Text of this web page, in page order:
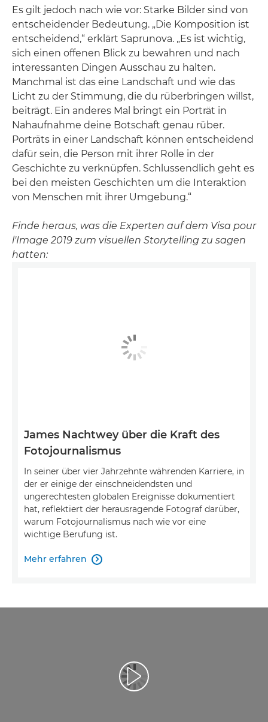
Es gilt jedoch nach wie vor: Starke Bilder sind von
entscheidender Bedeutung. „Die Komposition ist
entscheidend,“ erklärt Saprunova. „Es ist wichtig,
sich einen offenen Blick zu bewahren und nach
interessanten Dingen Ausschau zu halten.
Manchmal ist das eine Landschaft und wie das
Licht zu der Stimmung, die du rüberbringen willst,
beiträgt. Ein anderes Mal bringt ein Porträt in
Nahaufnahme deine Botschaft genau rüber.
Porträts in einer Landschaft können entscheidend
dafür sein, die Person mit ihrer Rolle in der
Geschichte zu verknüpfen. Schlussendlich geht es
bei den meisten Geschichten um die Interaktion
von Menschen mit ihrer Umgebung.“
Finde heraus, was die Experten auf dem Visa pour
l'Image 2019 zum visuellen Storytelling zu sagen
hatten:
James Nachtwey über die Kraft des
Fotojournalismus
In seiner über vier Jahrzehnte währenden Karriere, in
der er einige der einschneidendsten und
ungerechtesten globalen Ereignisse dokumentiert
hat, reflektiert der herausragende Fotograf darüber,
warum Fotojournalismus nach wie vor eine
wichtige Berufung ist.
Mehr erfahren 
Video abspielen